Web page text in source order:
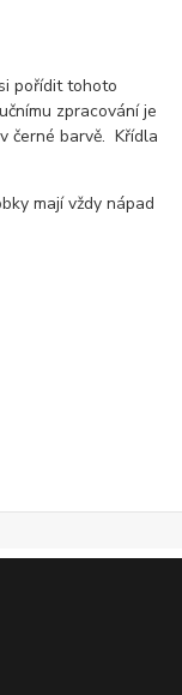
pořídit tohoto
zpracování je
černé barvě. Křídla
mají vždy nápad